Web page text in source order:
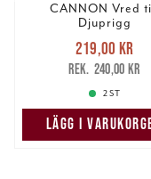
CANNON Vred
Djuprigg
Nuvarande pris
219,00 krTidigare
240,00 kr
219,00 kr
240,00 kr
2 ST
LÄGG I